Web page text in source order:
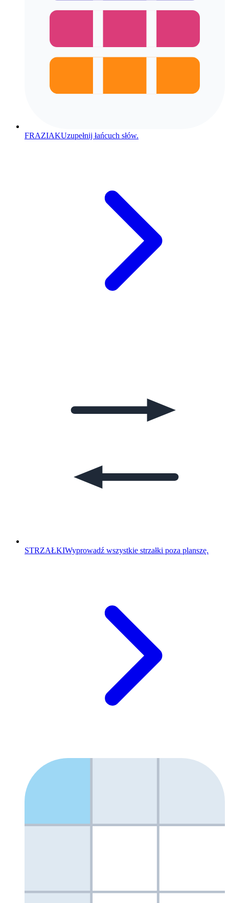
FRAZIAKUzupełnij łańcuch słów.
STRZAŁKIWyprowadź wszystkie strzałki poza planszę.